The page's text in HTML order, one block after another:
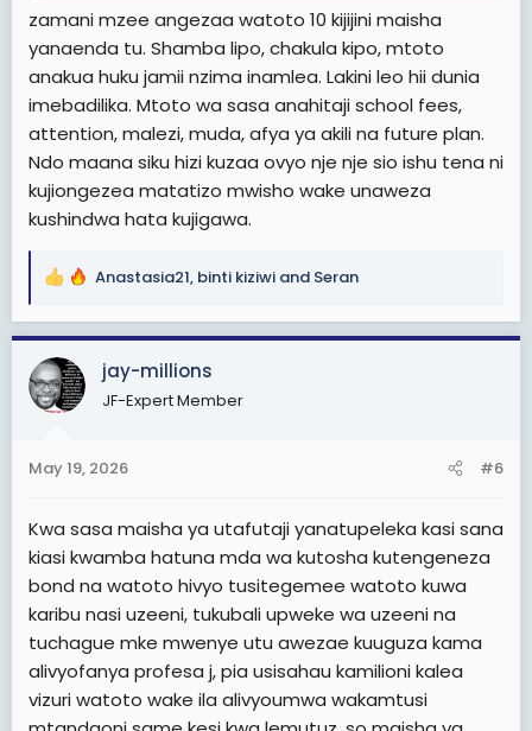
kuhusu school fees, emotional support, muda, attention,
na consistency.mtoto anakuwa mkubwa hajawahi
kuona ukimbembeleza akiwa ana hasira au ukimpiga
akiwa kakosea
Tusizae kwa pressure za sifa au kuthibitisha uwezo wetu
wa mbegu ..mbegu ziko okaya muda wote as long
unakula proteins..” Mtoto sio screenshot ya ushindi wa
usiku mmoja. Ukifanya makosa ya bahati mbaya,
usiyageuze kuwa maisha ya bahati mbaya kwa mtoto
Mwisho wa siku mtoto anaweza kusamehe umaskin
akaona sawa zamani hukuwa na hela za kumnunulia
atakacho lakini ni ngumu kusahau absence yako
hukuwepo akiwa under 10 years..na kama akitokea
amekutafuta ukubwani basi kasikia wewe uko taasisi
mwigulu..
zamani mzee angezaa watoto 10 kijijini maisha
yanaenda tu. Shamba lipo, chakula kipo, mtoto
anakua huku jamii nzima inamlea. Lakini leo hii dunia
imebadilika. Mtoto wa sasa anahitaji school fees,
attention, malezi, muda, afya ya akili na future plan.
Ndo maana siku hizi kuzaa ovyo nje nje sio ishu tena ni
kujiongezea matatizo mwisho wake unaweza
kushindwa hata kujigawa.
R
a
c
t
i
s
Anastasia21, binti kiziwi and Seran
jay-millions
JF-Expert Member
May 19, 2026 #6
Kwa sasa maisha ya utafutaji yanatupeleka kasi sana
kiasi kwamba hatuna mda wa kutosha kutengeneza
bond na watoto hivyo tusitegemee watoto kuwa
karibu nasi uzeeni, tukubali upweke wa uzeeni na
tuchague mke mwenye utu awezae kuuguza kama
alivyofanya profesa j, pia usisahau kamilioni kalea
vizuri watoto wake ila alivyoumwa wakamtusi